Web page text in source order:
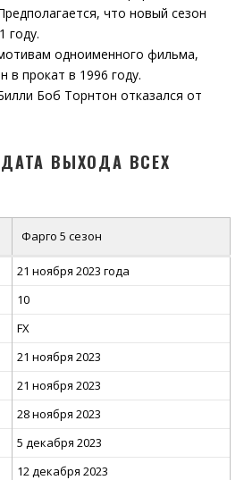
что новый сезон
году.
одноименного фильма,
прокат в 1996 году.
Боб Торнтон отказался от
ВЫХОДА ВСЕХ
Фарго 5 сезон
21 ноября 2023 года
10
FX
21 ноября 2023
21 ноября 2023
28 ноября 2023
5 декабря 2023
12 декабря 2023